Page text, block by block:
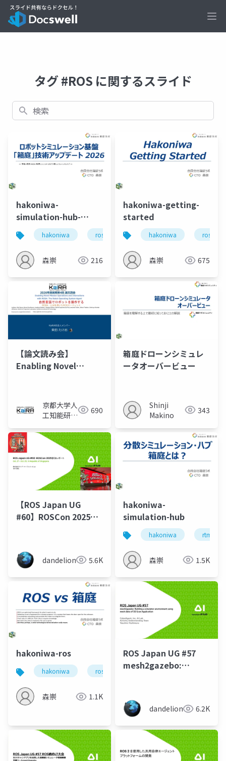
タグ #ROS に関するスライド
検索
hakoniwa-
simulation-hub-
technical-update-
2026
hakoniwa ros drone hakoniwalab
森崇 216
hakoniwa-getting-
started
hakoniwa ros
森崇 675
【論文読み会】
Enabling Novel
with ROSA: The
Robot Operating
System Agent
京都大学人
工知能研究
690
箱庭ドローンシミュレ
ータオーバービュー
Shinji
Makino
343
【ROS Japan UG
#60】ROSCon 2025参
dandelion 5.6K
hakoniwa-
simulation-hub
hakoniwa rtm
森崇 1.5K
hakoniwa-ros
hakoniwa ros
森崇 1.1K
ROS Japan UG #57
mesh2gazebo:
mesh data of 3D
Scan Application
dandelion 6.2K